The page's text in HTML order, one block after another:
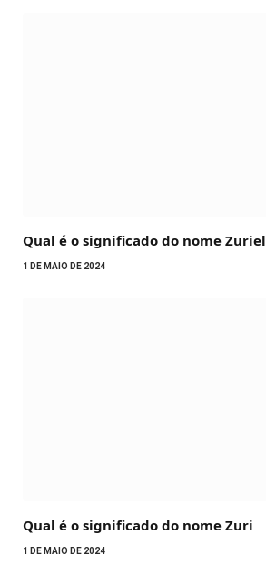
Qual é o significado do nome Zuriel
1 DE MAIO DE 2024
Qual é o significado do nome Zuri
1 DE MAIO DE 2024